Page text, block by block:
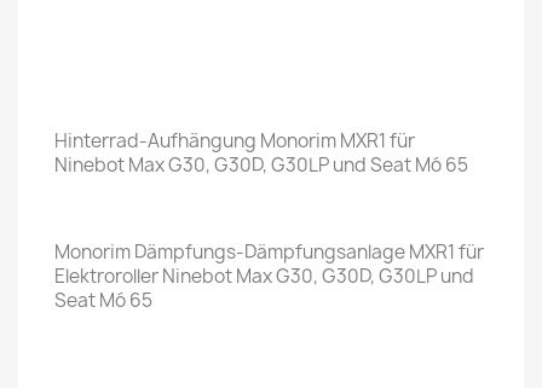
Hinterrad-Aufhängung Monorim MXR1 für
Ninebot Max G30, G30D, G30LP und Seat Mó 65
Monorim Dämpfungs-Dämpfungsanlage MXR1 für
Elektroroller Ninebot Max G30, G30D, G30LP und
Seat Mó 65